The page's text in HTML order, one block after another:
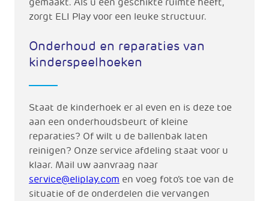
zorgt ELI Play voor een leuke structuur.
Onderhoud en reparaties van
kinderspeelhoeken
Staat de kinderhoek er al even en is deze toe
aan een onderhoudsbeurt of kleine
reparaties? Of wilt u de ballenbak laten
reinigen? Onze service afdeling staat voor u
klaar. Mail uw aanvraag naar
service@eliplay.com en voeg foto’s toe van de
situatie of de onderdelen die vervangen